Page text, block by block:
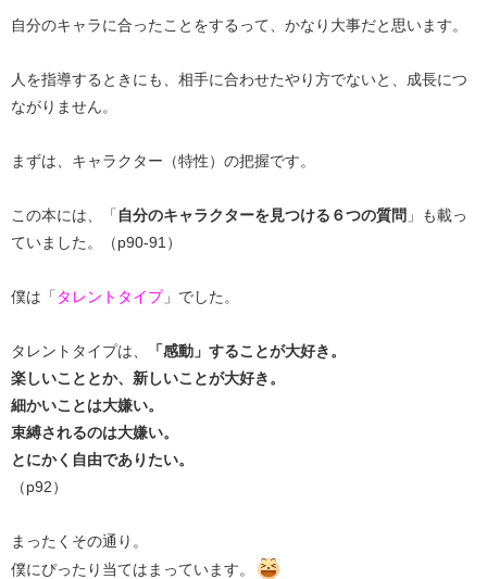
自分のキャラに合ったことをするって、かなり大事だと思います。
人を指導するときにも、相手に合わせたやり方でないと、成長につ
ながりません。
まずは、キャラクター（特性）の把握です。
この本には、「 自分のキャラクターを見つける６つの質問 」も載っ
ていました。（p90-91）
僕は「 タレントタイプ」でした。
タレントタイプは、
「感動」することが大好き。
楽しいこととか、新しいことが大好き。
細かいことは大嫌い。
束縛されるのは大嫌い。
とにかく自由でありたい。
（p92）
まったくその通り。
僕にぴったり当てはまっています。